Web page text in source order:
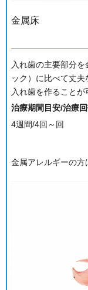
金属床
入れ歯の主要部分
ック）に比べて丈
入れ歯を作ることが
治療期間目安/治療
4週間/4回～回
金属アレルギーの方